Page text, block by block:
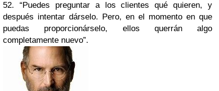
52. “Puedes preguntar a los clientes qué quieren, y
después intentar dárselo. Pero, en el momento en que
puedas proporcionárselo, ellos querrán algo
completamente nuevo”.